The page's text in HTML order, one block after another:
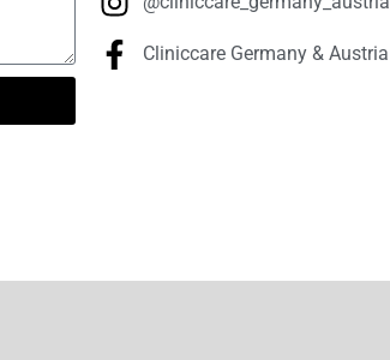
Cliniccare Germany & Austria